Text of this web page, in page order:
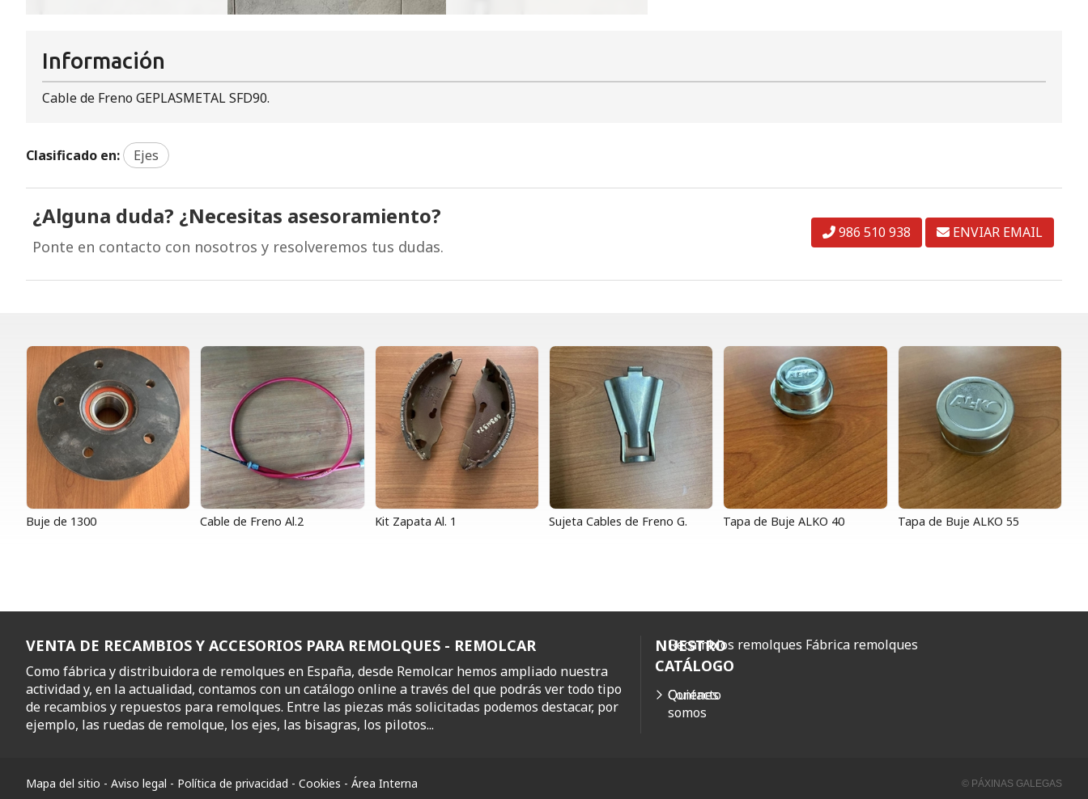
Información
Cable de Freno GEPLASMETAL SFD90.
Clasificado en: Ejes
¿Alguna duda? ¿Necesitas asesoramiento?
Ponte en contacto con nosotros y resolveremos tus dudas.
986 510 938 ENVIAR EMAIL
Buje de 1300 Cable de Freno Al.2 Kit Zapata Al. 1 Sujeta Cables de Freno G. Tapa de Buje ALKO 40 Tapa de Buje ALKO 55
VENTA DE RECAMBIOS Y ACCESORIOS PARA REMOLQUES - REMOLCAR
Como fábrica y distribuidora de remolques en España, desde Remolcar hemos ampliado nuestra
actividad y, en la actualidad, contamos con un catálogo online a través del que podrás ver todo tipo
de recambios y repuestos para remolques. Entre las piezas más solicitadas podemos destacar, por
ejemplo, las ruedas de remolque, los ejes, las bisagras, los pilotos...
NUESTRO
CATÁLOGO
Quiénes
somos
Contacto
Recambios remolques Fábrica remolques
Mapa del sitio - Aviso legal - Política de privacidad - Cookies - Área Interna © PÁXINAS GALEGAS